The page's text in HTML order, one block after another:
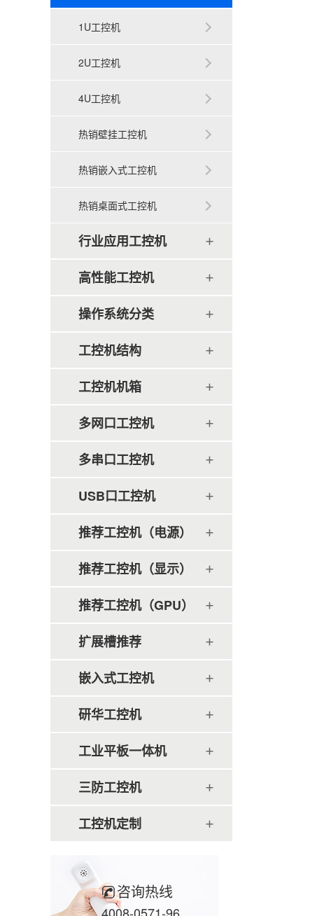
1U工控机
2U工控机
4U工控机
热销壁挂工控机
热销嵌入式工控机
热销桌面式工控机
行业应用工控机
高性能工控机
操作系统分类
工控机结构
工控机机箱
多网口工控机
多串口工控机
USB口工控机
推荐工控机（电源）
推荐工控机（显示）
推荐工控机（GPU）
扩展槽推荐
嵌入式工控机
研华工控机
工业平板一体机
三防工控机
工控机定制
咨询热线